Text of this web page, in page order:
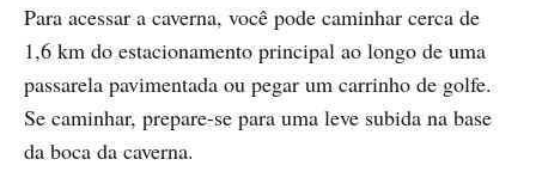
Para acessar a caverna, você pode caminhar cerca de
1,6 km do estacionamento principal ao longo de uma
passarela pavimentada ou pegar um carrinho de golfe.
Se caminhar, prepare-se para uma leve subida na base
da boca da caverna.